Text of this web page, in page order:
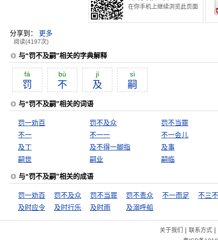
在你手机上继续浏览此页面
分享到： 更多
阅读(4197次)
与“罚不及嗣”相关的字典解释
fá
罚
bù
不
jí
及
sì
嗣
与“罚不及嗣”相关的词语
罚一劝百 罚不及众
罚不当罪
不一
不一一
不一会儿
及丁
及不得一脚指
及事
嗣世
嗣业 嗣临
与“罚不及嗣”相关的成语
罚一劝百 罚不及众 罚不当罪 罚不责众 不一而足
不三
及时应令
及时行乐 及时雨 及溺呼船
关于我们 | 联系方式|